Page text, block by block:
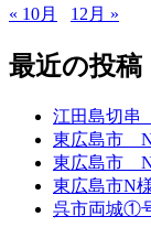
« 10月
12月 »
最近の投稿
江田島切串
東広島市
東広島市
東広島市N
呉市両城①